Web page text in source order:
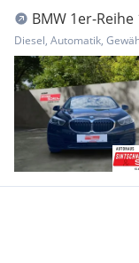
BMW 1er-Reihe
Diesel, Automatik,